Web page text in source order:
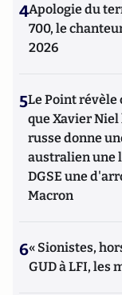
4Apologie du
700, le
2026
5Le Point révèle
que Xavier Niel
russe donne
australien une
DGSE une
Macron
6« Sionistes,
GUD à LFI, les